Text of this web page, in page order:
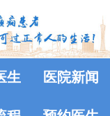
生 医院新闻